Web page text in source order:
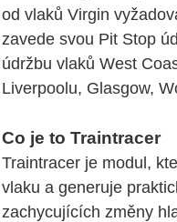
od vlaků Virgin
zavede svou Pit Stop
údržbu vlaků West
Liverpoolu, Glasgow,
Co je to Traintracer
Traintracer je modul,
vlaku a generuje
zachycujících změny